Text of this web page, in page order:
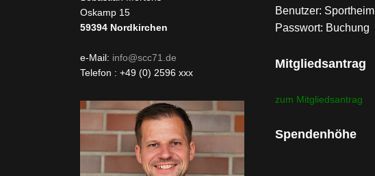
Oskamp 15
59394 Nordkirchen
e-Mail: info@scc71.de
Telefon : +49 (0) 2596 xxx
Benutzer: Sportheim
Passwort: Buchung
Mitgliedsantrag
zum Mitgliedsantrag
Spendenhöhe